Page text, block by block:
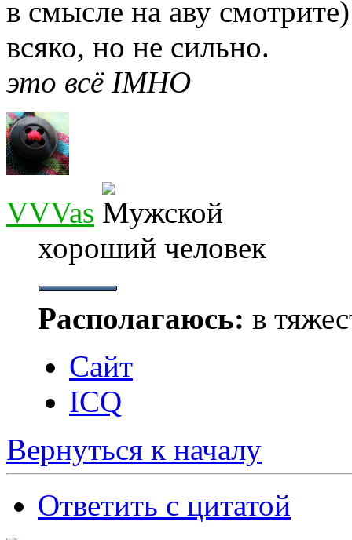
в смысле на аву
всяко, но не сильно.
это всё IMHO
VVVas
хороший человек
Располагаюсь: в
Сайт
ICQ
Вернуться к началу
Ответить с цитатой